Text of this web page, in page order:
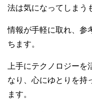
法は気になってしまう
情報が手軽に取れ、参
ちます。
上手にテクノロジーを
なり、心にゆとりを持
ます。